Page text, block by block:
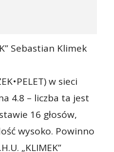
Sebastian Klimek
w sieci
4.8 – liczba ta jest
16 głosów,
wysoko. Powinno
„KLIMEK”